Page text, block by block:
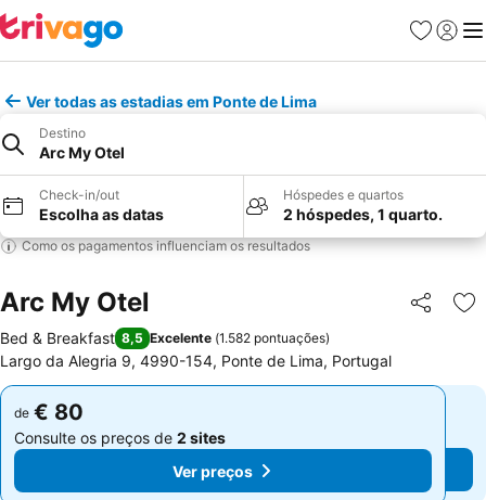
Favoritos
Iniciar
Ver todas as estadias em Ponte de Lima
Destino
Arc My Otel
Check-in/out
Escolha as datas
Hóspedes e quartos
2 hóspedes, 1 quarto.
Como os pagamentos influenciam os resultados
Arc My Otel Partilhar
Bed & Breakfast 8,5 Excelente (1.582 pontuações)
Largo da Alegria 9, 4990-154, Ponte de Lima, Portugal
de € 80
Consulte os preços de 2 sites
Ver preços
de € 80
Consulte os preços de 2 sites
Ver preços